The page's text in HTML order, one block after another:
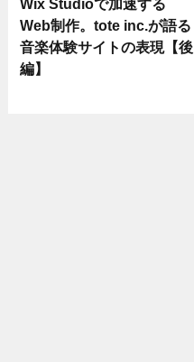
Wix Studioで加速する
Web制作。tote inc.が語る
音楽体験サイトの表現【後
編】